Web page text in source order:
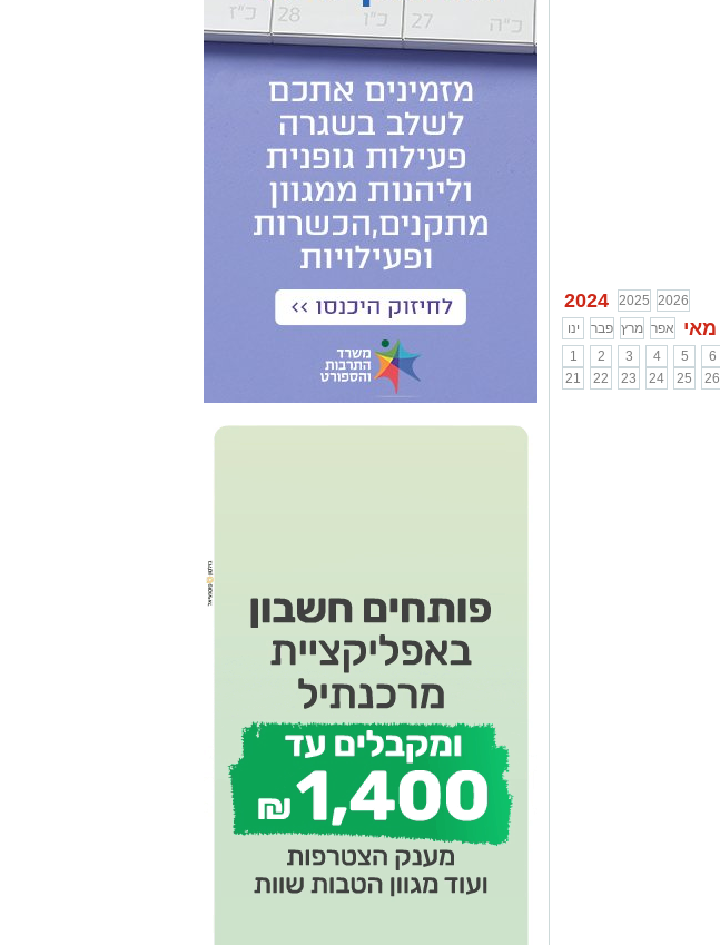
2024 2025 2026
ינו
פבר מרץ אפר מאי
1
2 3 4 5 6
21
22 23 24 25 26